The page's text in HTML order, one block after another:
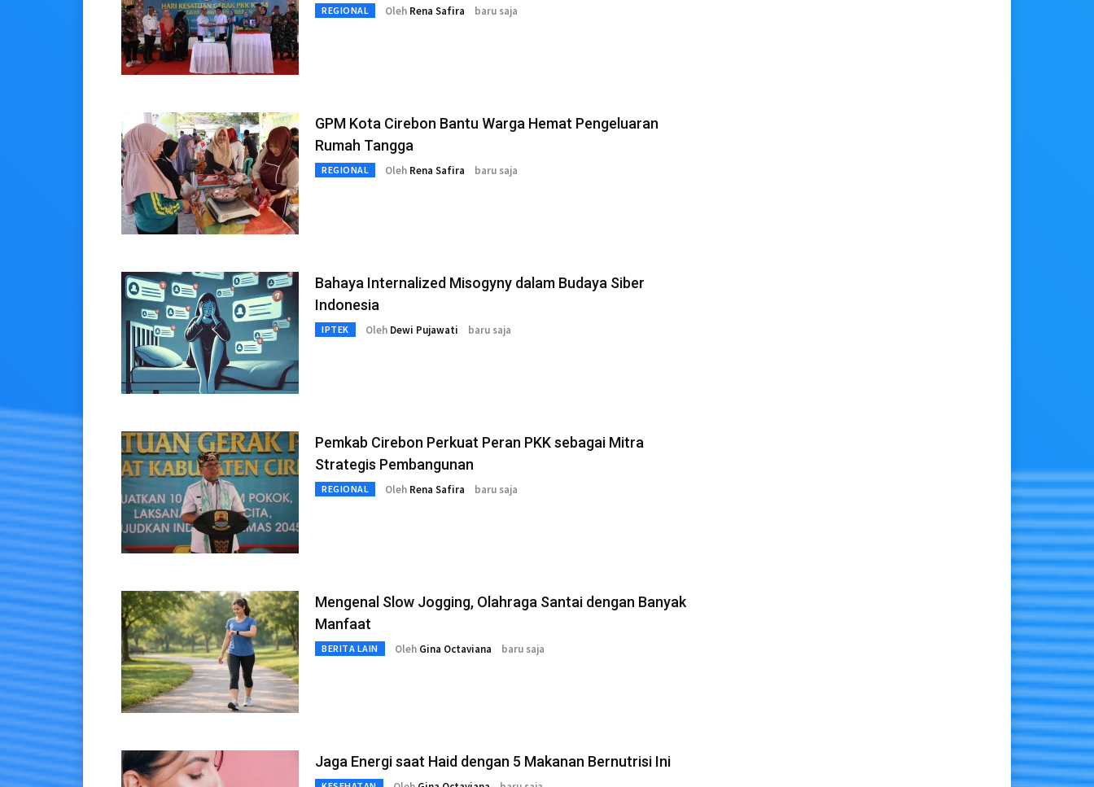
REGIONAL Oleh Rena Safira baru saja
GPM Kota Cirebon Bantu Warga Hemat Pengeluaran
Rumah Tangga
REGIONAL Oleh Rena Safira baru saja
Bahaya Internalized Misogyny dalam Budaya Siber
Indonesia
IPTEK Oleh Dewi Pujawati baru saja
Pemkab Cirebon Perkuat Peran PKK sebagai Mitra
Strategis Pembangunan
REGIONAL Oleh Rena Safira baru saja
Mengenal Slow Jogging, Olahraga Santai dengan Banyak
Manfaat
BERITA LAIN Oleh Gina Octaviana baru saja
Jaga Energi saat Haid dengan 5 Makanan Bernutrisi Ini